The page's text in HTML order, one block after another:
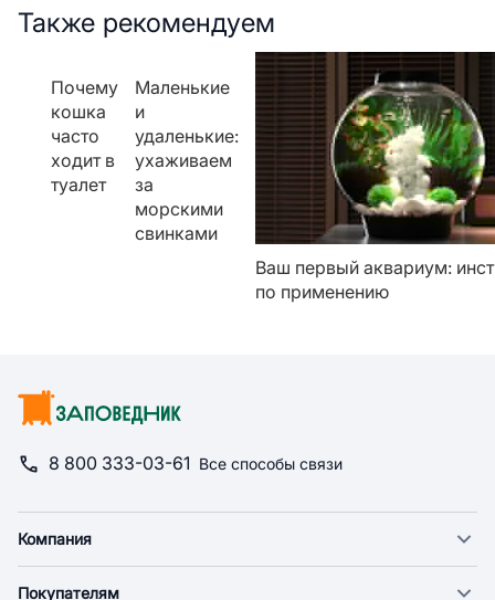
Также рекомендуем
Почему
кошка
часто
ходит в
туалет
Маленькие
и
удаленькие:
ухаживаем
за
морскими
свинками
Ваш первый аквариум:
по применению
8 800 333-03-61 Все способы связи
Компания
Покупателям